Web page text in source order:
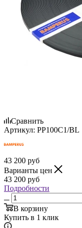
Сравнить
Артикул: PP100C1/BL
43 200 руб
Варианты цен
43 200 руб
Подробности
В корзину
Купить в 1 клик